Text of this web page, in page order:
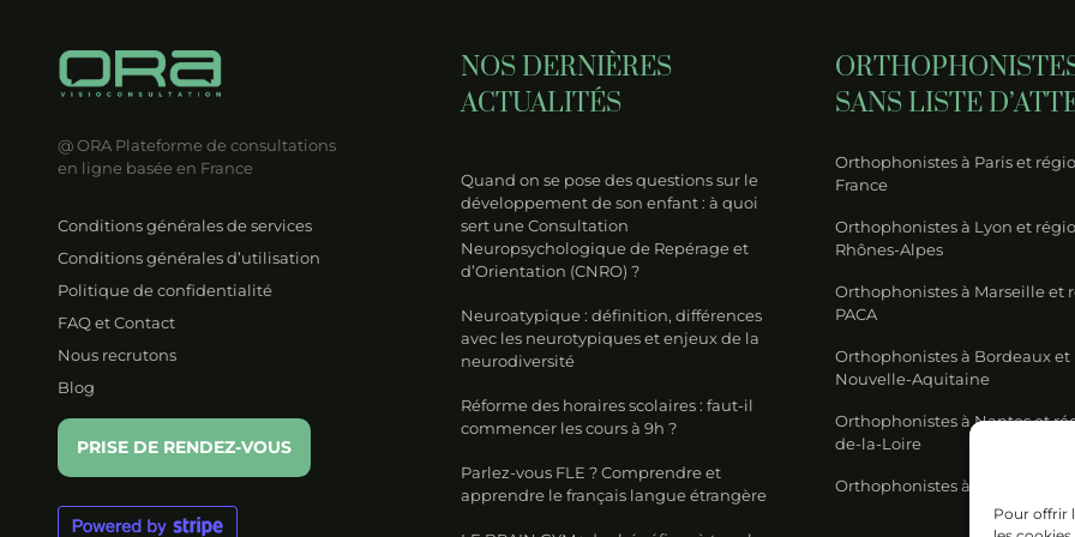
Pour offrir
d’enfants
neuroatypiques
@ ORA Plateforme de consultations
en ligne basée en France
Conditions générales de services
Conditions générales d’utilisation
Politique de confidentialité
FAQ et Contact
Nous recrutons
Blog
PRISE DE RENDEZ-VOUS
NOS DERNIÈRES
ACTUALITÉS
Quand on se pose des questions sur le
développement de son enfant : à quoi
sert une Consultation
Neuropsychologique de Repérage et
d’Orientation (CNRO) ?
Neuroatypique : définition, différences
avec les neurotypiques et enjeux de la
neurodiversité
Réforme des horaires scolaires : faut-il
commencer les cours à 9h ?
Parlez-vous FLE ? Comprendre et
apprendre le français langue étrangère
SANS LISTE
Orthophonistes à Paris et
France
Orthophonistes à Lyon et
Rhônes-Alpes
Orthophonistes à Marseille et
PACA
Orthophonistes à Bordeaux et
Nouvelle-Aquitaine
Orthophonistes à Nantes et
de-la-Loire
Orthophonistes à Lille et